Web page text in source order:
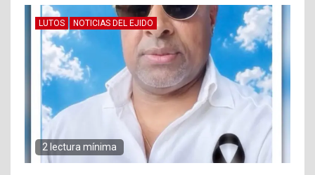
LUTOS NOTICIAS DEL EJIDO
2 lectura mínima